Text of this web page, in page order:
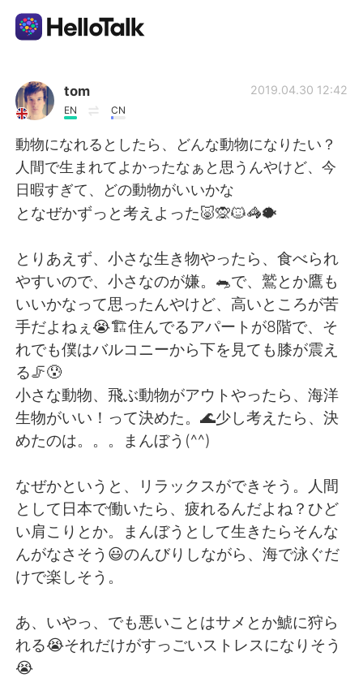
App di scambio linguistico
AI Grammar Checker
Italiano
繁體中文 Español
العربية Français
Deutsch
한국어 Русский
ไทย Indonesia
Türkçe Tiếng Việt
Português
tom
EN CN
2019.04.30 12:42
動物になれるとしたら、どんな動物になりたい？
人間で生まれてよかったなぁと思うんやけど、今
日暇すぎて、どの動物がいいかな
となぜかずっと考えよった🐷🙊🐱🦓🐡
とりあえず、小さな生き物やったら、食べられ
やすいので、小さなのが嫌。🐀で、鷲とか鷹も
いいかなって思ったんやけど、高いところが苦
手だよねぇ😭🏗住んでるアパートが8階で、そ
れでも僕はバルコニーから下を見ても膝が震え
る🦵😰
小さな動物、飛ぶ動物がアウトやったら、海洋
生物がいい！って決めた。🌊少し考えたら、決
めたのは。。。まんぼう(^^)
なぜかというと、リラックスができそう。人間
として日本で働いたら、疲れるんだよね？ひど
い肩こりとか。まんぼうとして生きたらそんな
んがなさそう😃のんびりしながら、海で泳ぐだ
けで楽しそう。
あ、いやっ、でも悪いことはサメとか鯱に狩ら
れる😭それだけがすっごいストレスになりそう
😭